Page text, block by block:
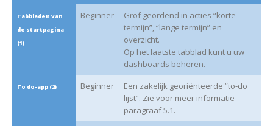
Tabbladen van
de startpagina
(1)
Beginner
Grof geordend in acties “korte
termijn”, “lange termijn” en
overzicht.
Op het laatste tabblad kunt u uw
dashboards beheren.
To do-app (2) Beginner
Een zakelijk georiënteerde “to-do
lijst”. Zie voor meer informatie
paragraaf 5.1.